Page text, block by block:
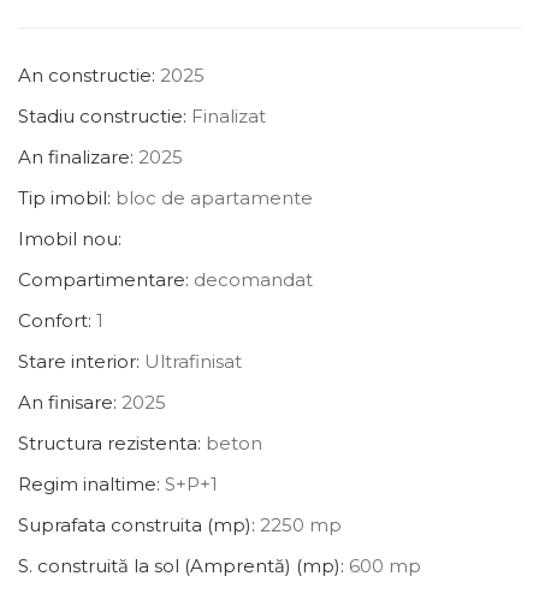
An constructie: 2025
Stadiu constructie: Finalizat
An finalizare: 2025
Tip imobil: bloc de apartamente
Imobil nou:
Compartimentare: decomandat
Confort: 1
Stare interior: Ultrafinisat
An finisare: 2025
Structura rezistenta: beton
Regim inaltime: S+P+1
Suprafata construita (mp): 2250 mp
S. construită la sol (Amprentă) (mp): 600 mp